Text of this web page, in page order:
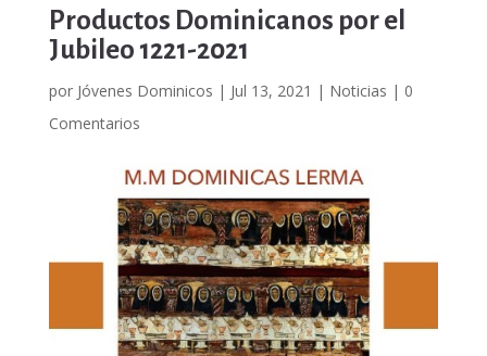
Productos Dominicanos por el
Jubileo 1221-2021
por Jóvenes Dominicos | Jul 13, 2021 | Noticias | 0
Comentarios